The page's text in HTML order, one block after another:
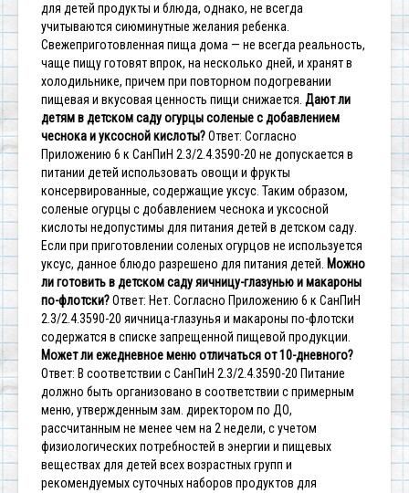
для детей продукты и блюда, однако, не всегда
учитываются сиюминутные желания ребенка.
Свежеприготовленная пища дома — не всегда реальность,
чаще пищу готовят впрок, на несколько дней, и хранят в
холодильнике, причем при повторном подогревании
пищевая и вкусовая ценность пищи снижается. Дают ли
детям в детском саду огурцы соленые с добавлением
чеснока и уксосной кислоты?Ответ: Согласно
Приложению 6 к СанПиН 2.3/2.4.3590-20 не допускается в
питании детей использовать овощи и фрукты
консервированные, содержащие уксус. Таким образом,
соленые огурцы с добавлением чеснока и уксосной
кислоты недопустимы для питания детей в детском саду.
Если при приготовлении соленых огурцов не используется
уксус, данное блюдо разрешено для питания детей. Можно
ли готовить в детском саду яичницу-глазунью и макароны
по-флотски?Ответ: Нет. Согласно Приложению 6 к СанПиН
2.3/2.4.3590-20 яичница-глазунья и макароны по-флотски
содержатся в списке запрещенной пищевой продукции.
Может ли ежедневное меню отличаться от 10-дневного?
Ответ: В соответствии с СанПиН 2.3/2.4.3590-20 Питание
должно быть организовано в соответствии с примерным
меню, утвержденным зам. директором по ДО,
рассчитанным не менее чем на 2 недели, с учетом
физиологических потребностей в энергии и пищевых
веществах для детей всех возрастных групп и
рекомендуемых суточных наборов продуктов для